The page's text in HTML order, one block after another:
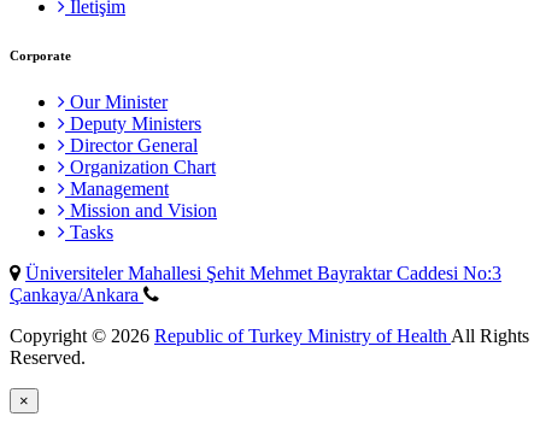
İletişim
Corporate
Our Minister
Deputy Ministers
Director General
Organization Chart
Management
Mission and Vision
Tasks
Üniversiteler Mahallesi Şehit Mehmet Bayraktar Caddesi No:3
Çankaya/Ankara
Copyright © 2026 Republic of Turkey Ministry of HealthAll Rights
Reserved.
×